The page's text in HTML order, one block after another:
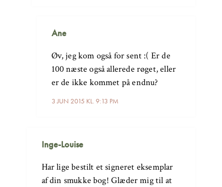
Ane
3 JUN 2015 KL. 9:13 PM
Øv, jeg kom også for sent :( Er de
100 næste også allerede røget, eller
er de ikke kommet på endnu?
Inge-Louise
Har lige bestilt et signeret eksemplar
af din smukke bog! Glæder mig til at